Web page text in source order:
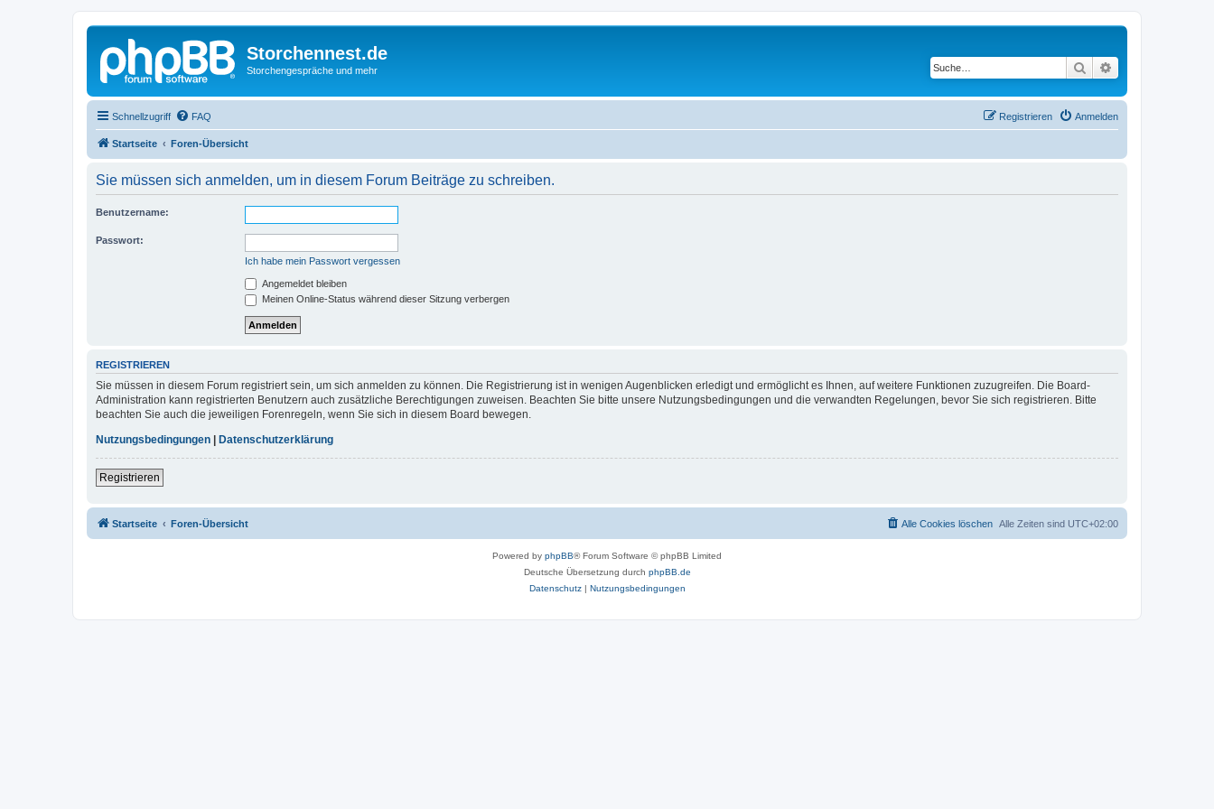
Storchennest.de
Storchengespräche und mehr Suche
Schnellzugriff FAQ Anmelden
Registrieren
Startseite Foren-Übersicht
Sie müssen sich anmelden, um in diesem Forum Beiträge zu schreiben.
Benutzername:
Passwort:
Ich habe mein Passwort vergessen
Angemeldet bleiben
Meinen Online-Status während dieser Sitzung verbergen
REGISTRIEREN
Sie müssen in diesem Forum registriert sein, um sich anmelden zu können. Die Registrierung ist in wenigen Augenblicken erledigt und ermöglicht es Ihnen, auf weitere Funktionen zuzugreifen. Die Board-
Administration kann registrierten Benutzern auch zusätzliche Berechtigungen zuweisen. Beachten Sie bitte unsere Nutzungsbedingungen und die verwandten Regelungen, bevor Sie sich registrieren. Bitte
beachten Sie auch die jeweiligen Forenregeln, wenn Sie sich in diesem Board bewegen.
Nutzungsbedingungen
Datenschutzerklärung
Registrieren
Startseite Foren-Übersicht Alle Zeiten sind UTC+02:00
Alle Cookies löschen
Powered by phpBB® Forum Software © phpBB Limited
Deutsche Übersetzung durch phpBB.de
Datenschutz| Nutzungsbedingungen